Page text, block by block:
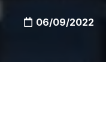
06/09/2022